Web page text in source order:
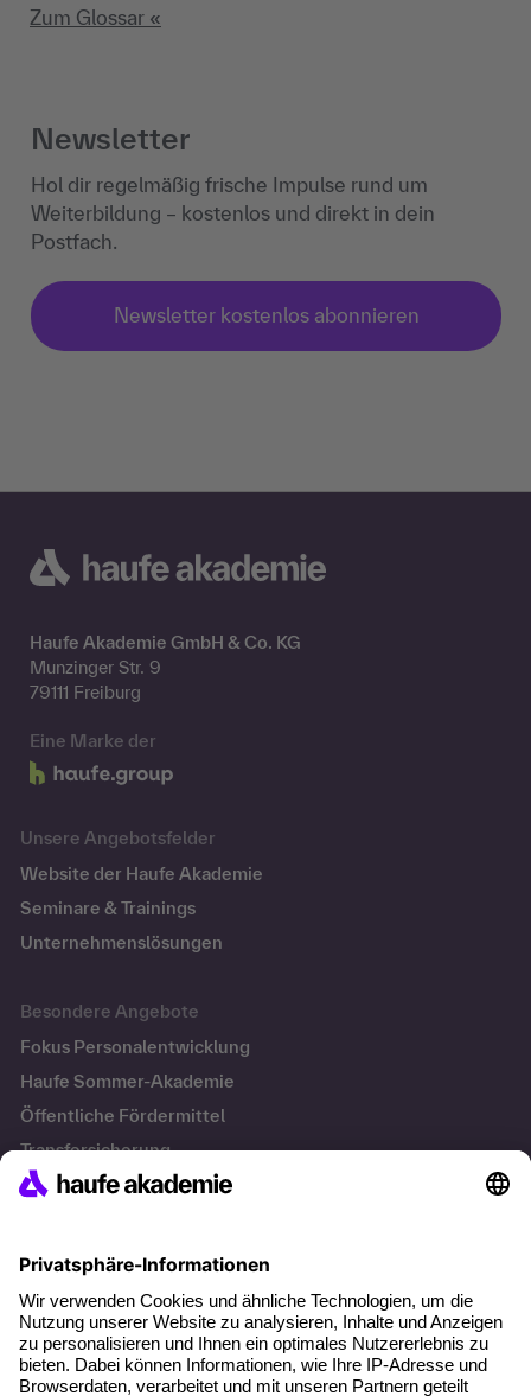
Zum Glossar «
Newsletter
Hol dir regelmäßig frische Impulse rund um
Weiterbildung – kostenlos und direkt in dein
Postfach.
Newsletter kostenlos abonnieren
Haufe Akademie GmbH & Co. KG
Munzinger Str. 9
79111 Freiburg
Eine Marke der
Unsere Angebotsfelder
Website der Haufe Akademie
Seminare & Trainings
Unternehmenslösungen
Besondere Angebote
Fokus Personalentwicklung
Haufe Sommer-Akademie
Öffentliche Fördermittel
Transfersicherung
Führung im KI-Zeitalter: Wie Human-AI-Leadership Teams
stark macht
Operatives Personalmanagement: Aufgaben, Prozesse
und Grundlagen im Überblick